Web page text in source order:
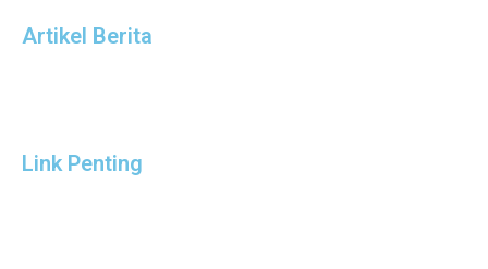
Artikel Berita
Link Penting